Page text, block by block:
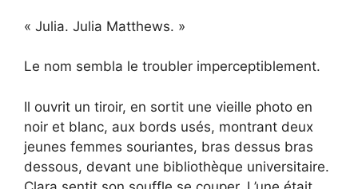
« Julia. Julia Matthews. »
Le nom sembla le troubler imperceptiblement.
Il ouvrit un tiroir, en sortit une vieille photo en
noir et blanc, aux bords usés, montrant deux
jeunes femmes souriantes, bras dessus bras
dessous, devant une bibliothèque universitaire.